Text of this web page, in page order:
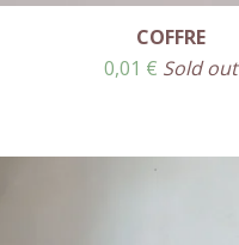
COFFRE
0,01 € Sold out